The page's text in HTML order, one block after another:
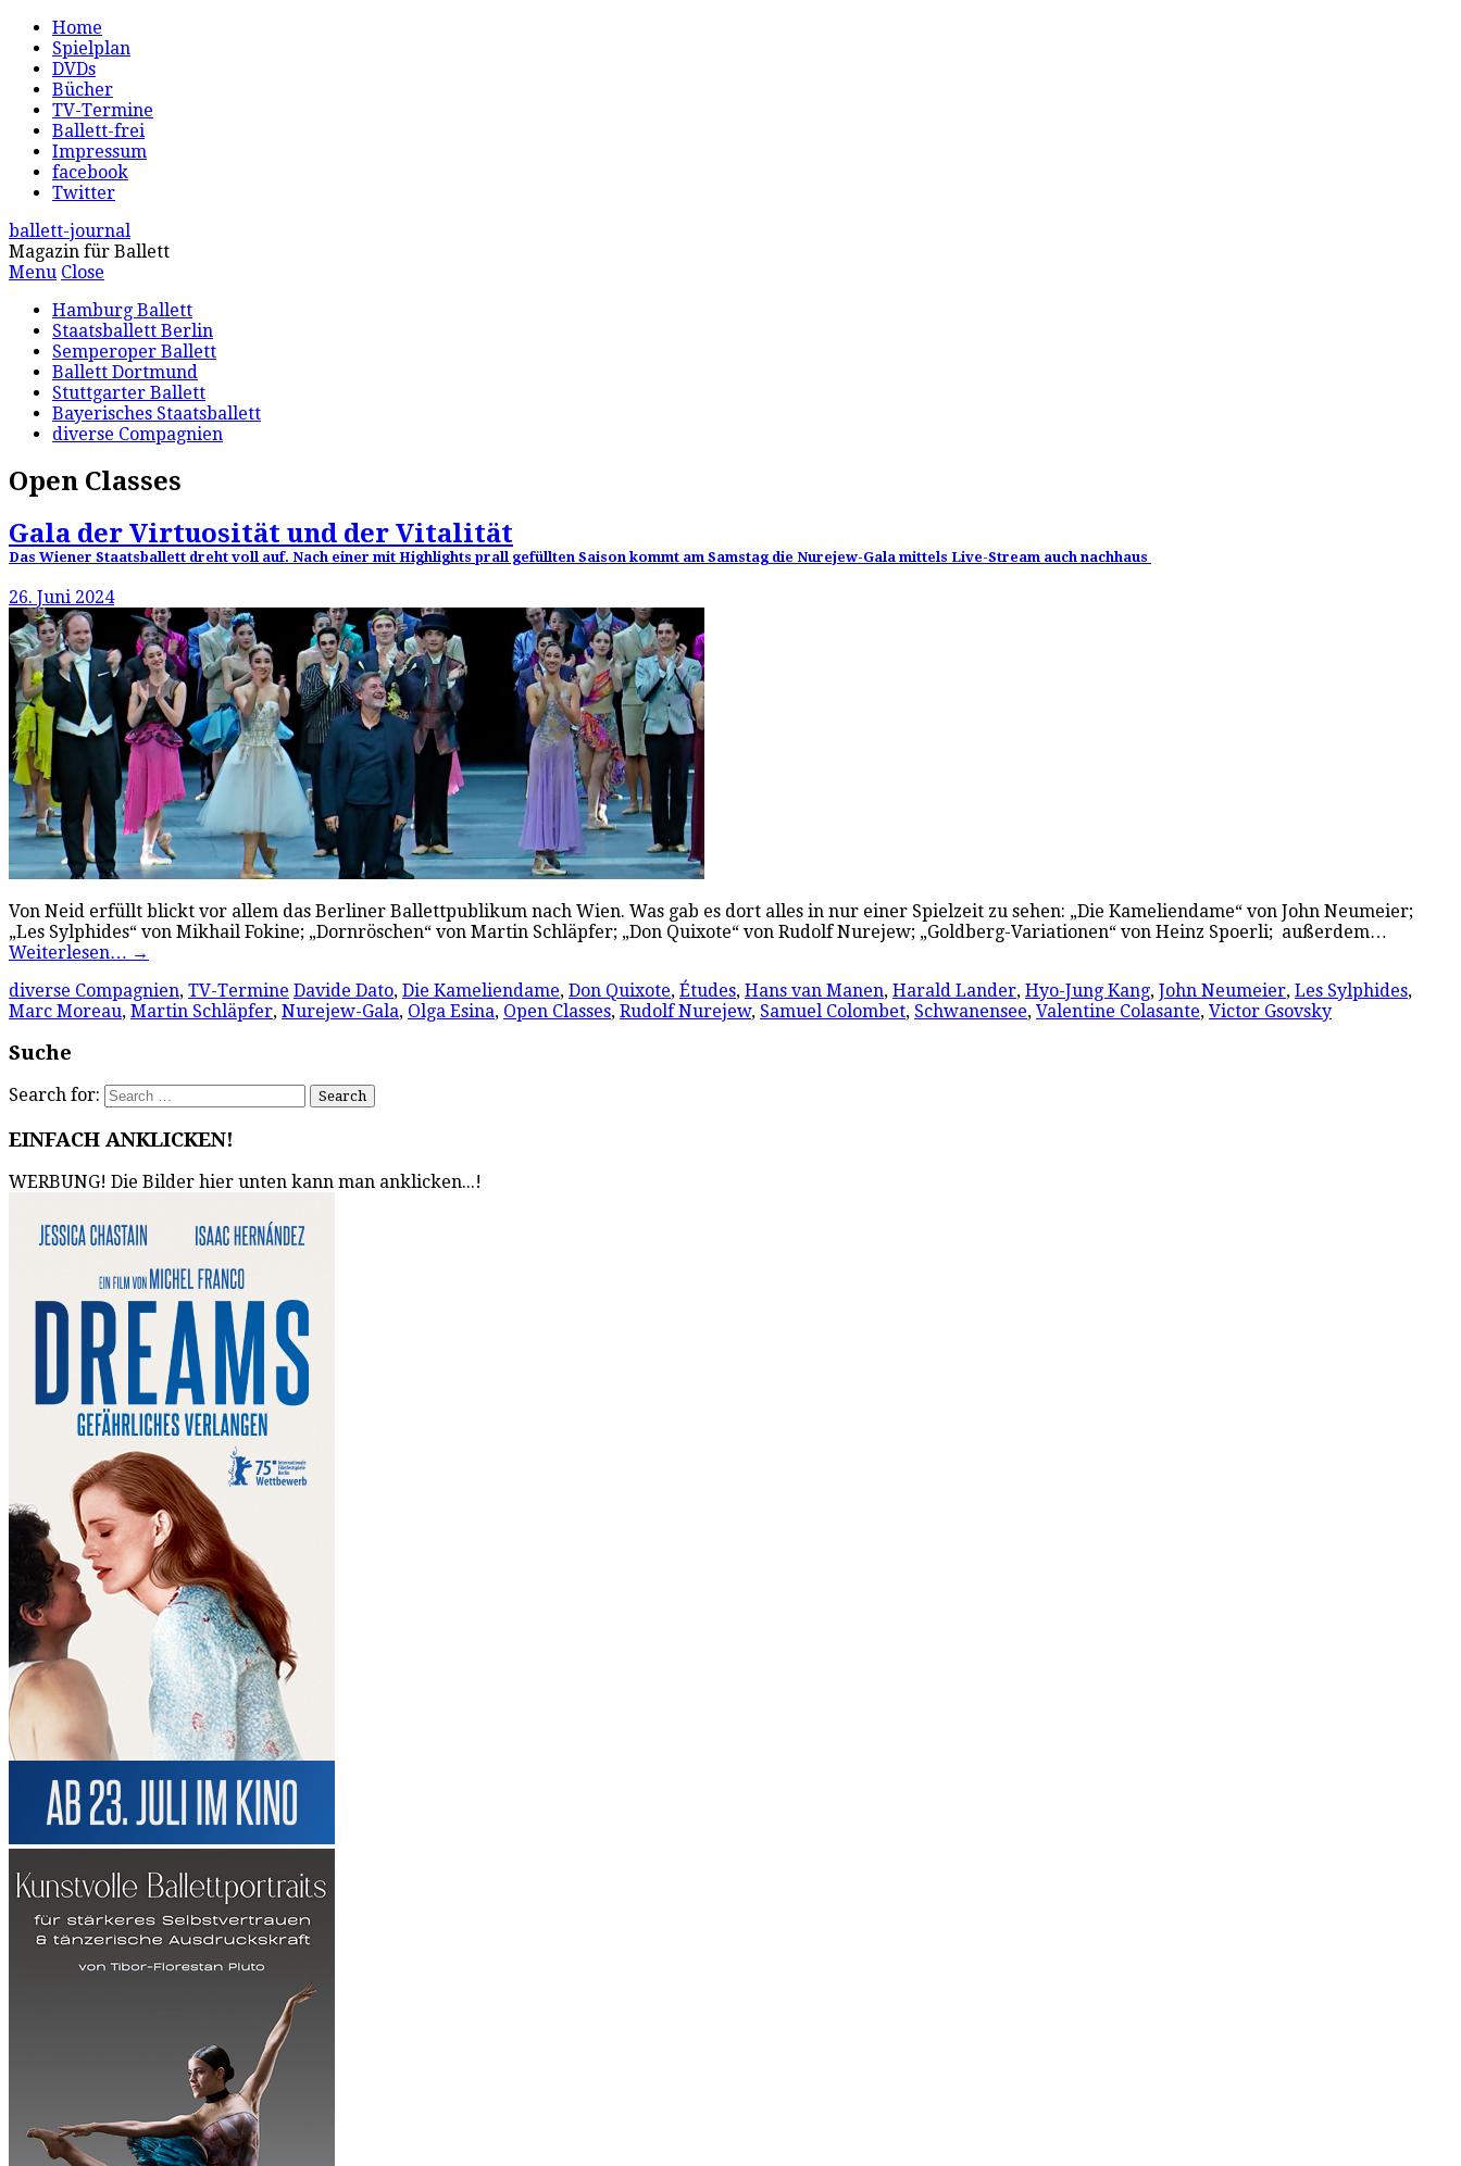
Home
Spielplan
DVDs
Bücher
TV-Termine
Ballett-frei
Impressum
facebook
Twitter
ballett-journal
Magazin für Ballett
Menu Close
Hamburg Ballett
Staatsballett Berlin
Semperoper Ballett
Ballett Dortmund
Stuttgarter Ballett
Bayerisches Staatsballett
diverse Compagnien
Open Classes
Gala der Virtuosität und der Vitalität
Das Wiener Staatsballett dreht voll auf. Nach einer mit Highlights prall gefüllten Saison kommt am Samstag die Nurejew-Gala mittels Live-Stream auch nachhaus
26. Juni 2024
Von Neid erfüllt blickt vor allem das Berliner Ballettpublikum nach Wien. Was gab es dort alles in nur einer Spielzeit zu sehen: „Die Kameliendame“ von John Neumeier;
„Les Sylphides“ von Mikhail Fokine; „Dornröschen“ von Martin Schläpfer; „Don Quixote“ von Rudolf Nurejew; „Goldberg-Variationen“ von Heinz Spoerli; außerdem…
Weiterlesen… →
diverse Compagnien, TV-Termine Davide Dato, Die Kameliendame, Don Quixote, Études, Hans van Manen, Harald Lander, Hyo-Jung Kang, John Neumeier, Les Sylphides,
Marc Moreau, Martin Schläpfer, Nurejew-Gala, Olga Esina, Open Classes, Rudolf Nurejew, Samuel Colombet, Schwanensee, Valentine Colasante, Victor Gsovsky
Suche
Search for:
EINFACH ANKLICKEN!
WERBUNG! Die Bilder hier unten kann man anklicken...!